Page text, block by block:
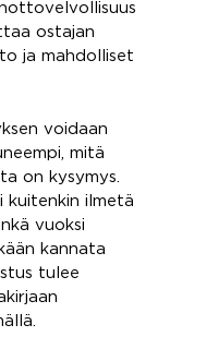
ostajan
ja mahdolliset
voidaan
mitä
on kysymys.
kuitenkin ilmetä
vuoksi
kannata
tulee